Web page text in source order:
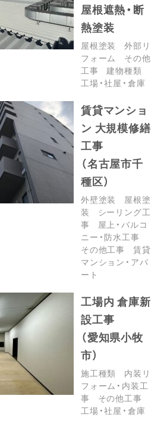
屋根遮熱・断
熱塗装
屋根塗装
外部リ
フォーム
その他
工事
建物種類
工場・社屋・倉庫
賃貸マンショ
ン 大規模修繕
工事
（名古屋市千
種区）
外壁塗装
屋根塗
装
シーリング工
事
屋上・バルコ
ニー・防水工事
その他工事
賃貸
マンション・アパ
ート
工場内 倉庫新
設工事
（愛知県小牧
市）
施工種類
内装リ
フォーム・内装工
事
その他工事
工場・社屋・倉庫